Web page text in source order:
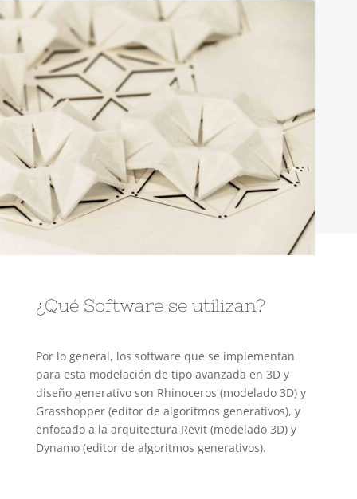
¿Qué Software se utilizan?
Por lo general, los software que se implementan
para esta modelación de tipo avanzada en 3D y
diseño generativo son Rhinoceros (modelado 3D) y
Grasshopper (editor de algoritmos generativos), y
enfocado a la arquitectura Revit (modelado 3D) y
Dynamo (editor de algoritmos generativos).